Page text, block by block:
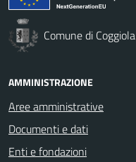
Comune di Coggiola
AMMINISTRAZIONE
Aree amministrative
Documenti e dati
Enti e fondazioni